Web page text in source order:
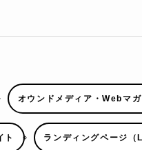
オウンドメディア・Webマガ
ト ランディングページ（